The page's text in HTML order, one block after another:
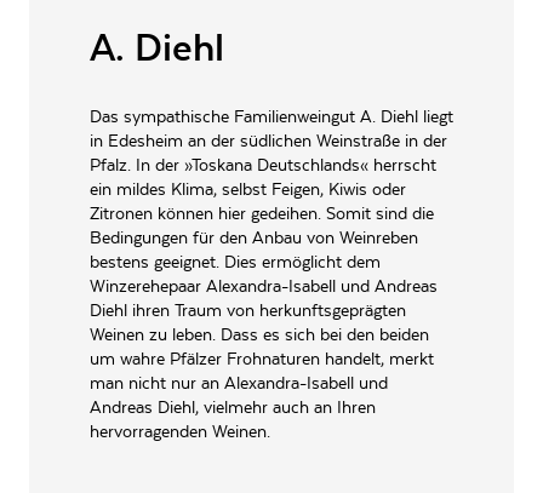
ALLERGENE / INHALTSSTOFFE
INHALT (LITER) 0.75 l
PRODUZENT / ABFÜLLER / HERSTELLER
Wein- und Sektgut-
Destillerie Diehl,
Eisenbahnstr. 3a 67483
4262508480401
ARTIKELNUMMER 174221
A. Diehl
Das sympathische Familienweingut A. Diehl liegt
in Edesheim an der südlichen Weinstraße in der
Pfalz. In der »Toskana Deutschlands« herrscht
ein mildes Klima, selbst Feigen, Kiwis oder
Zitronen können hier gedeihen. Somit sind die
Bedingungen für den Anbau von Weinreben
bestens geeignet. Dies ermöglicht dem
Winzerehepaar Alexandra-Isabell und Andreas
Diehl ihren Traum von herkunftsgeprägten
Weinen zu leben. Dass es sich bei den beiden
um wahre Pfälzer Frohnaturen handelt, merkt
man nicht nur an Alexandra-Isabell und
Andreas Diehl, vielmehr auch an Ihren
hervorragenden Weinen.